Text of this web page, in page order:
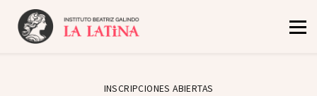
Inicio
INSCRIPCIONES ABIERTAS